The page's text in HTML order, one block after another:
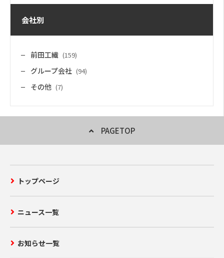
会社別
前田工繊 (159)
グループ会社 (94)
その他 (7)
PAGETOP
トップページ
ニュース一覧
お知らせ一覧